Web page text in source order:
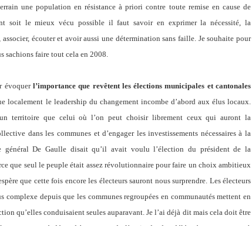
une population en résistance à priori contre toute remise en cause de
soit le mieux vécu possible il faut savoir en exprimer la nécessité, la
écouter et avoir aussi une détermination sans faille. Je souhaite pour
sachions faire tout cela en 2008.
évoquer l’importance que revêtent les élections municipales et cantonales
localement le leadership du changement incombe d’abord aux élus locaux.
territoire que celui où l’on peut choisir librement ceux qui auront la
dans les communes et d’engager les investissements nécessaires à la
général De Gaulle disait qu’il avait voulu l’élection du président de la
que seul le peuple était assez révolutionnaire pour faire un choix ambitieux
que cette fois encore les électeurs sauront nous surprendre. Les électeurs
complexe depuis que les communes regroupées en communautés mettent en
qu’elles conduisaient seules auparavant. Je l’ai déjà dit mais cela doit être